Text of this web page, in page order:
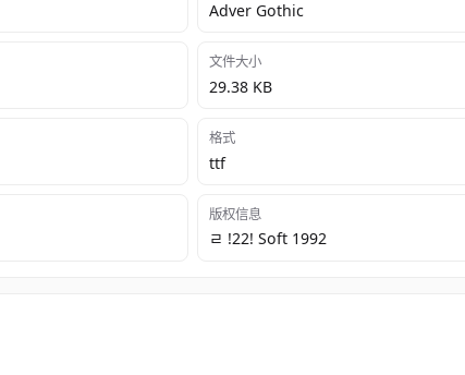
Adver Gothic
文件大小
29.38 KB
格式
ttf
版权信息
ﾩ !22! Soft 1992